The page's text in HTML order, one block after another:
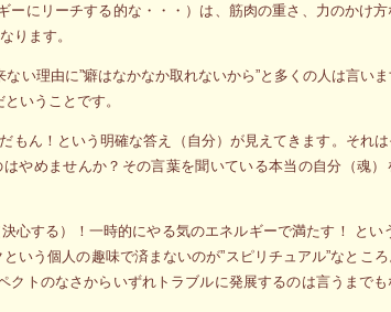
にリーチする的な・・・）は、筋肉の重さ、力のかけ
ります。
い理由に”癖はなかなか取れないから”と多くの人は言い
いうことです。
もん！という明確な答え（自分）が見えてきます。それ
やめませんか？その言葉を聞いている本当の自分（魂
心する）！一時的にやる気のエネルギーで満たす！ とい
いう個人の趣味で済まないのが”スピリチュアル”なとこ
トのなさからいずれトラブルに発展するのは言うまで